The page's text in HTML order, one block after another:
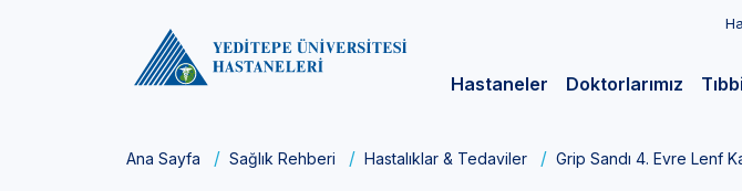
Hastaneler Doktorlarımız
Ana Sayfa Sağlık Rehberi Hastalıklar & Tedaviler Grip Sandı 4. Evre Lenf